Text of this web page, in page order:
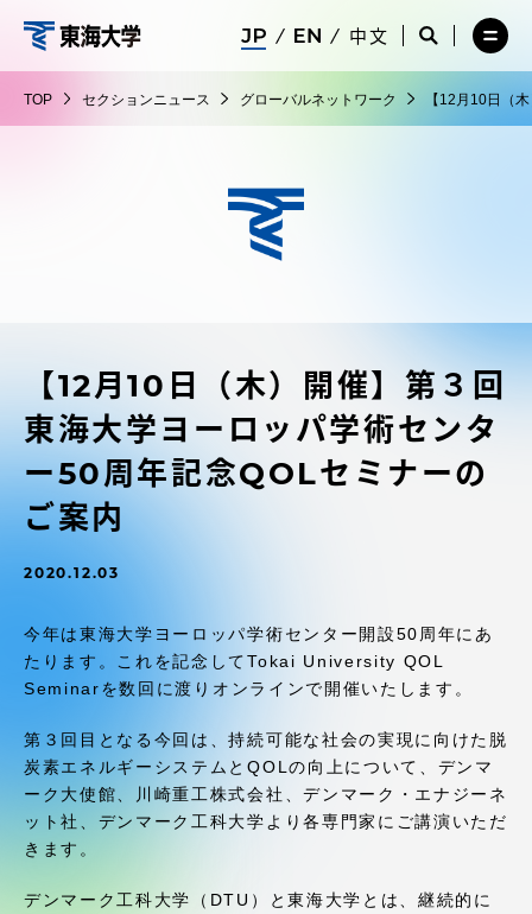
海
大
中文
サ
検
索
サ
イ
索
を
メ
ー
を
TOP セクションニュース グローバルネットワーク 【12月10日（
【12月10日（木）開催】第３回
東海大学ヨーロッパ学術センタ
ー50周年記念QOLセミナーの
ご案内
2020.12.03
今年は東海大学ヨーロッパ学術センター開設50周年にあ
たります。これを記念してTokai University QOL
Seminarを数回に渡りオンラインで開催いたします。
第３回目となる今回は、持続可能な社会の実現に向けた脱
炭素エネルギーシステムとQOLの向上について、デンマ
ーク大使館、川崎重工株式会社、デンマーク・エナジーネ
ット社、デンマーク工科大学より各専門家にご講演いただ
きます。
デンマーク工科大学（DTU）と東海大学とは、継続的に
メ
ニ
を
閉
在学生・保護者向けポータル（TIPS）
大学の概要
教育・研究
受験・入学案内
グローバルネットワーク
学外連携
学園ネットワーク
各種情報・お問い合わせ